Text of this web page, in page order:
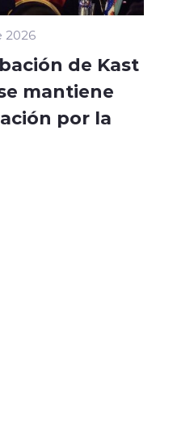
2026
de Kast
mantiene
por la